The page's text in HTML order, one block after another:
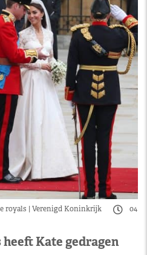
royals Verenigd Koninkrijk
04
heeft Kate gedragen